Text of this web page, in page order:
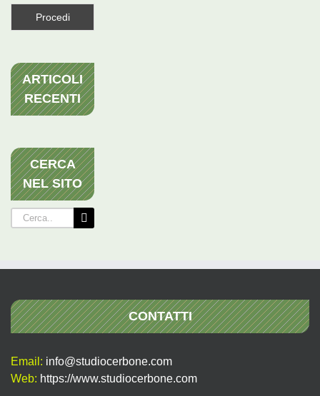
ARTICOLI
RECENTI
CERCA
NEL SITO
Cerca
per:
CONTATTI
Email: info@studiocerbone.com
Web: https://www.studiocerbone.com